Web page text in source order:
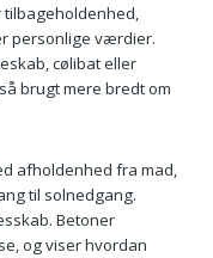
personlige værdier.
cølibat eller
brugt mere bredt om
afholdenhed fra mad,
til solnedgang.
Betoner
og viser hvordan